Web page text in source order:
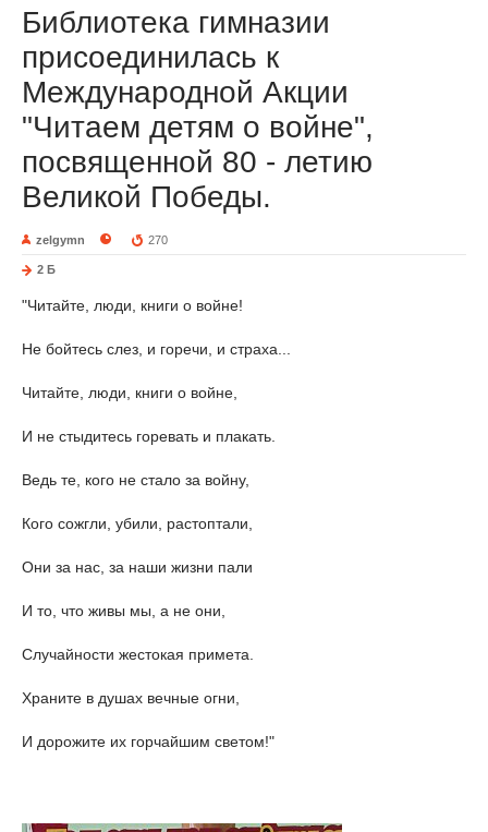
Библиотека гимназии
присоединилась к
Международной Акции
"Читаем детям о войне",
посвященной 80 - летию
Великой Победы.
zelgymn 270
2 Б
"Читайте, люди, книги о войне!
Не бойтесь слез, и горечи, и страха...
Читайте, люди, книги о войне,
И не стыдитесь горевать и плакать.
Ведь те, кого не стало за войну,
Кого сожгли, убили, растоптали,
Они за нас, за наши жизни пали
И то, что живы мы, а не они,
Случайности жестокая примета.
Храните в душах вечные огни,
И дорожите их горчайшим светом!"